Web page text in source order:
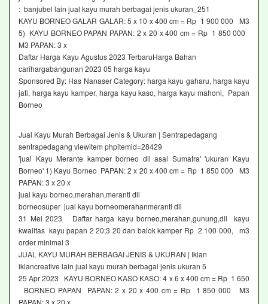
: banjubel lain jual kayu murah berbagai jenis ukuran_251
KAYU BORNEO GALAR GALAR: 5 x 10 x 400 cm = Rp 1 900 000 M3
5) KAYU BORNEO PAPAN PAPAN: 2 x 20 x 400 cm = Rp 1 850 000
M3 PAPAN: 3 x
Daftar Harga Kayu Agustus 2023 TerbaruHarga Bahan
carihargabangunan 2023 05 harga kayu
Sponsored By: Has Nanaser Category: harga kayu gaharu, harga kayu
jati, harga kayu kamper, harga kayu kaso, harga kayu mahoni, Papan
Borneo
Jual Kayu Murah Berbagai Jenis & Ukuran | Sentrapedagang
sentrapedagang viewitem phpitemid=28429
'jual Kayu Merante kamper borneo dll asal Sumatra' 'ukuran Kayu
Borneo' 1) Kayu Borneo PAPAN: 2 x 20 x 400 cm = Rp 1 850 000 M3
PAPAN: 3 x 20 x
jual kayu borneo,merahan,meranti dll
borneosuper jual kayu borneomerahanmeranti dll
31 Mei 2023 Daftar harga kayu borneo,merahan,gunung,dll kayu
kwalitas kayu papan 2 20;3 20 dan balok kamper Rp 2 100 000, m3
order minimal 3
JUAL KAYU MURAH BERBAGAI JENIS & UKURAN | Iklan
iklancreative lain jual kayu murah berbagai jenis ukuran 5
25 Apr 2023 KAYU BORNEO KASO KASO: 4 x 6 x 400 cm = Rp 1 650
BORNEO PAPAN PAPAN: 2 x 20 x 400 cm = Rp 1 850 000 M3